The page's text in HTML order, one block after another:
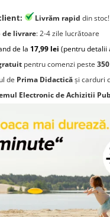
Livrăm rapid din stoc!
de livrare: 2-4 zile lucrătoare
de la 17,99 lei (pentru detalii
pentru comenzi peste
de Prima Didacticăși carduri
Electronic de Achizitii